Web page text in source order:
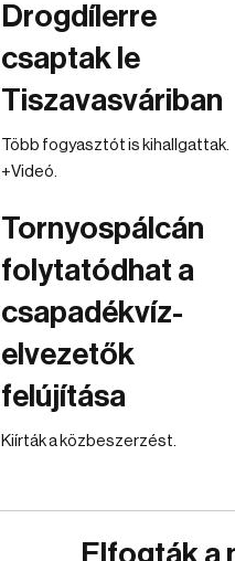
Drogdílerre
csaptak le
Tiszavasváriban
Több fogyasztót is kihallgattak.
+Videó.
Tornyospálcán
folytatódhat a
csapadékvíz-
elvezetők
felújítása
Kiírták a közbeszerzést.
Elfogták a